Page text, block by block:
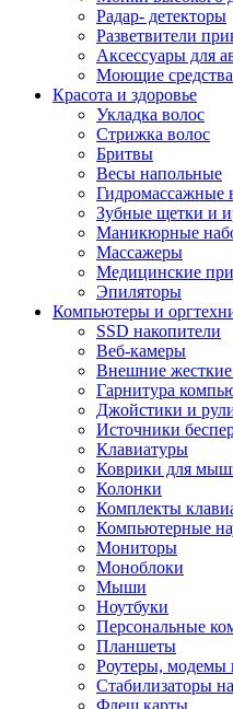
Радар- детекторы
Разветвители
Аксессуары для
Моющие средства
Красота и здоровье
Укладка волос
Стрижка волос
Бритвы
Весы напольные
Гидромассажные
Зубные щетки и
Маникюрные
Массажеры
Медицинские
Эпиляторы
Компьютеры и
SSD накопители
Веб-камеры
Внешние
Гарнитура
Джойстики и
Источники
Клавиатуры
Коврики для
Колонки
Комплекты
Компьютерные
Мониторы
Моноблоки
Мыши
Ноутбуки
Персональные
Планшеты
Роутеры, модемы
Стабилизаторы
Флеш карты